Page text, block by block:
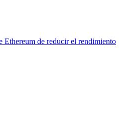
Ethereum de reducir el rendimiento